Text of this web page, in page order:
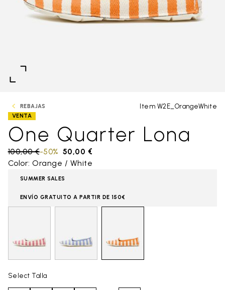
REBAJAS Item W2E_OrangeWhite
VENTA
One Quarter Lona
Price reduced from
100,00 €to 50,00 €
-50%
Color: Orange / White
SUMMER SALES
ENVÍO GRATUITO A PARTIR DE 150€
Select Talla